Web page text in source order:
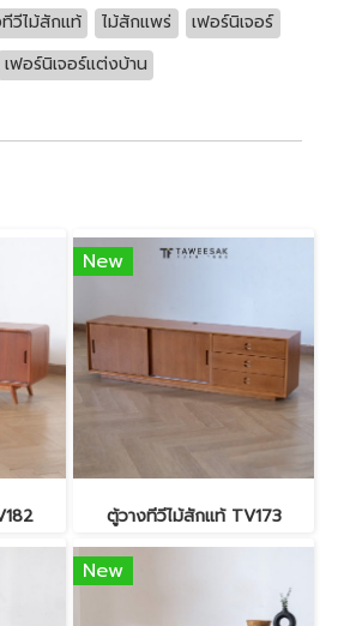
วีไม้สักแท้ ไม้สักแพร่
เฟอร์นิเจอร์
เฟอร์นิเจอร์แต่งบ้าน
New
ตู้วางทีวีไม้สักแท้ TV173
New